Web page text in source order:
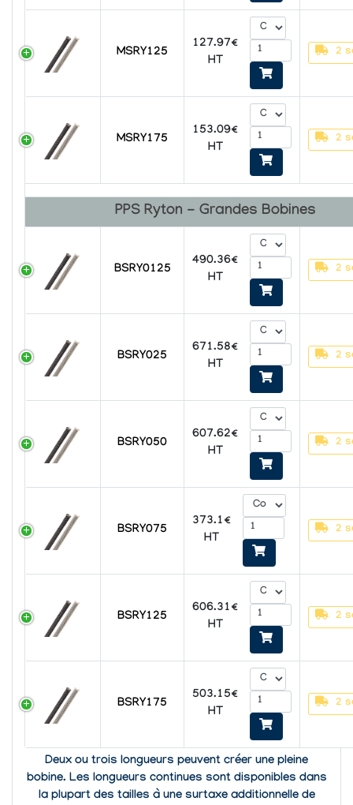
MSRY125
127.97€
HT
2
MSRY175
153.09€
HT
2
PPS Ryton - Grandes Bobines
BSRY0125
490.36€
HT
2
BSRY025
671.58€
HT
2
BSRY050
607.62€
HT
2
BSRY075
373.1€
HT
2
BSRY125
606.31€
HT
2
BSRY175
503.15€
HT
2
Deux ou trois longueurs peuvent créer une pleine
bobine. Les longueurs continues sont disponibles dans
la plupart des tailles à une surtaxe additionnelle de